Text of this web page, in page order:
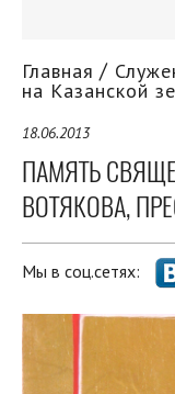
Главная
на Казанской
18.06.2013
ПАМЯТЬ
ВОТЯКОВА,
Мы в соц.сетях: